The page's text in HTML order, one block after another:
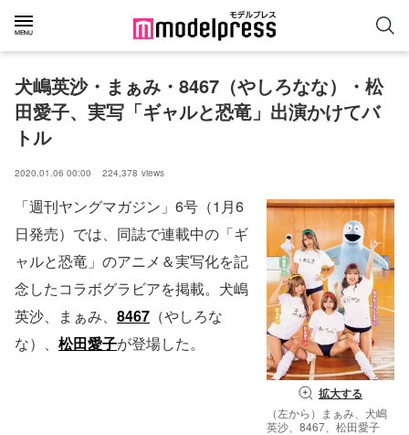
犬嶋英沙・まぁみ・8467（やしろなな）・松
田愛子、実写「ギャルと恐竜」出演かけてバ
トル
2020.01.06 00:00 224,378 views
拡大する
（左から）まぁみ、犬嶋
英沙、8467、松田愛子
「週刊ヤングマガジン」6号（1月6
日発売）では、同誌で連載中の「ギ
ャルと恐竜」のアニメ＆実写化を記
念したコラボグラビアを掲載。犬嶋
英沙、まぁみ、 8467 （やしろな
な）、 松田愛子が登場した。